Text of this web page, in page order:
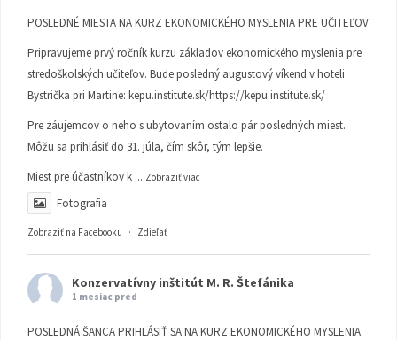
POSLEDNÉ MIESTA NA KURZ EKONOMICKÉHO MYSLENIA PRE UČITEĽOV
Pripravujeme prvý ročník kurzu základov ekonomického myslenia pre
stredoškolských učiteľov. Bude posledný augustový víkend v hoteli
Bystrička pri Martine: kepu.institute.sk/https://kepu.institute.sk/
Pre záujemcov o neho s ubytovaním ostalo pár posledných miest.
Môžu sa prihlásiť do 31. júla, čím skôr, tým lepšie.
Miest pre účastníkov k ... Zobraziť viac
Fotografia
Zobraziť na Facebooku · Zdieľať
Konzervatívny inštitút M. R. Štefánika
1 mesiac pred
POSLEDNÁ ŠANCA PRIHLÁSIŤ SA NA KURZ EKONOMICKÉHO MYSLENIA